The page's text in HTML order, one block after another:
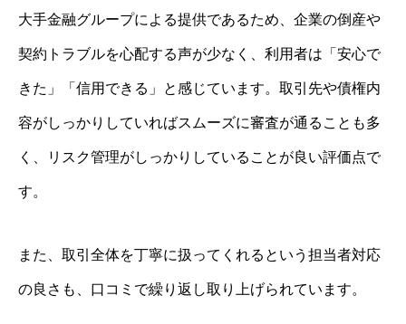
大手金融グループによる提供であるため、企業の倒産や
契約トラブルを心配する声が少なく、利用者は「安心で
きた」「信用できる」と感じています。取引先や債権内
容がしっかりしていればスムーズに審査が通ることも多
く、リスク管理がしっかりしていることが良い評価点で
す。
また、取引全体を丁寧に扱ってくれるという担当者対応
の良さも、口コミで繰り返し取り上げられています。